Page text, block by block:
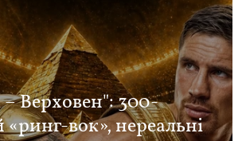
– Верховен": 300-
вок», нереальні